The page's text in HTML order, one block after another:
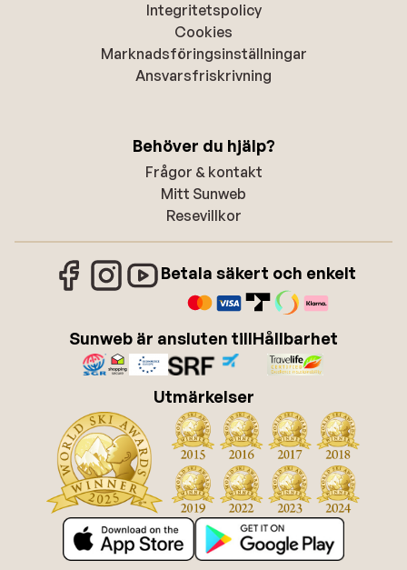
Integritetspolicy
Cookies
Marknadsföringsinställningar
Ansvarsfriskrivning
Behöver du hjälp?
Frågor & kontakt
Mitt Sunweb
Resevillkor
Betala säkert och enkelt
Sunweb är ansluten tillHållbarhet
Utmärkelser